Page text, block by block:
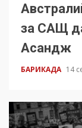
за САЩ
Асандж
БАРИКАДА 14